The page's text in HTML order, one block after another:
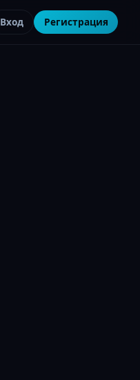
Вход Регистрация